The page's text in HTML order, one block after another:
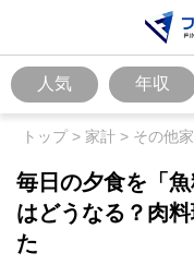
人気 年収
トップ> 家計 > その他
毎日の夕食を「
はどうなる？肉
た